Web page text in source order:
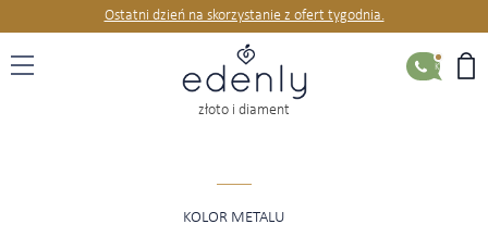
Ostatni dzień na skorzystanie z ofert tygodnia.
KONTAKT
złoto i diament
KOLOR METALU